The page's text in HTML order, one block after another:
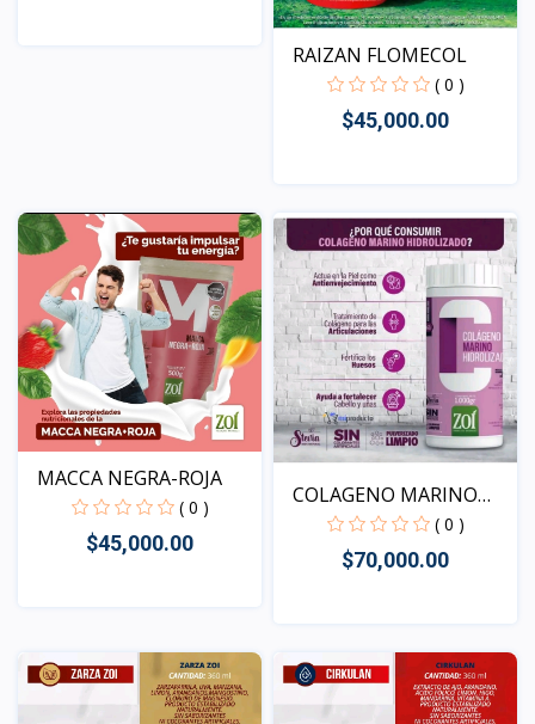
RAIZAN FLOMECOL
( 0 )
$45,000.00
MACCA NEGRA-ROJA
( 0 )
$45,000.00
COLAGENO MARINO
HIDROLI...
( 0 )
$70,000.00
Vista